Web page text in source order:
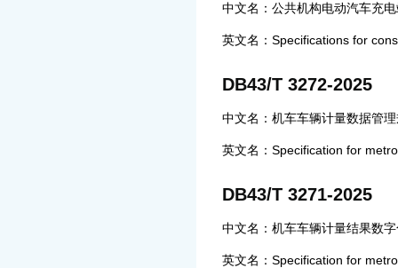
中文名：公共机构电动汽车充
英文名：Specifications for
DB43/T 3272-2025
中文名：机车车辆计量数据管
英文名：Specification for
DB43/T 3271-2025
中文名：机车车辆计量结果数
英文名：Specification for